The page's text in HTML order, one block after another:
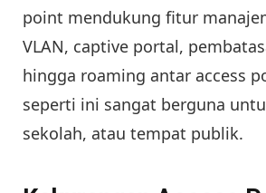
point mendukung fitur
VLAN, captive portal,
hingga roaming antar access
seperti ini sangat berguna
sekolah, atau tempat publik.